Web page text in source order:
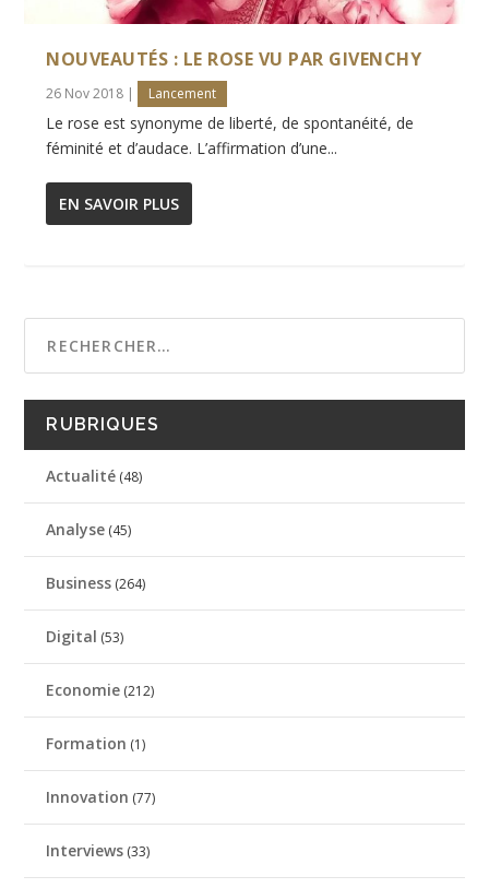
NOUVEAUTÉS : LE ROSE VU PAR GIVENCHY
26 Nov 2018 | Lancement
Le rose est synonyme de liberté, de spontanéité, de
féminité et d’audace. L’affirmation d’une...
EN SAVOIR PLUS
RUBRIQUES
Actualité (48)
Analyse (45)
Business (264)
Digital (53)
Economie (212)
Formation (1)
Innovation (77)
Interviews (33)